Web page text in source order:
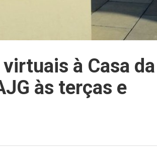
à Casa da
às terças e